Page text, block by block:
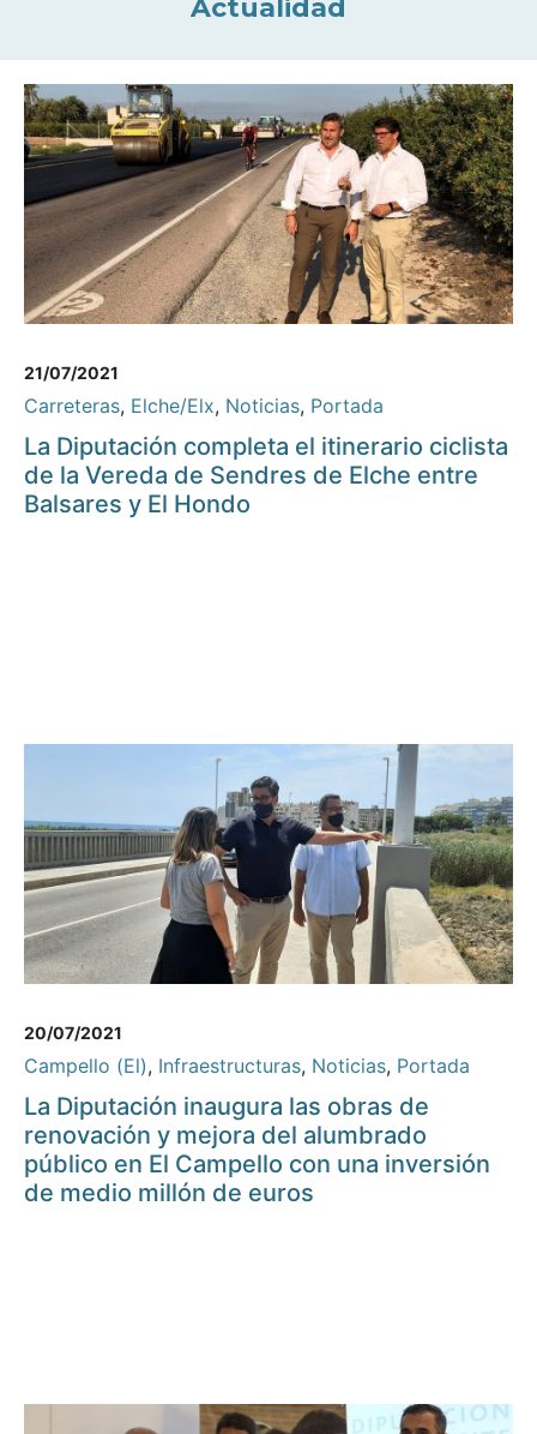
Actualidad
21/07/2021
Carreteras, Elche/Elx, Noticias, Portada
La Diputación completa el itinerario ciclista
de la Vereda de Sendres de Elche entre
Balsares y El Hondo
20/07/2021
Campello (El), Infraestructuras, Noticias, Portada
La Diputación inaugura las obras de
renovación y mejora del alumbrado
público en El Campello con una inversión
de medio millón de euros